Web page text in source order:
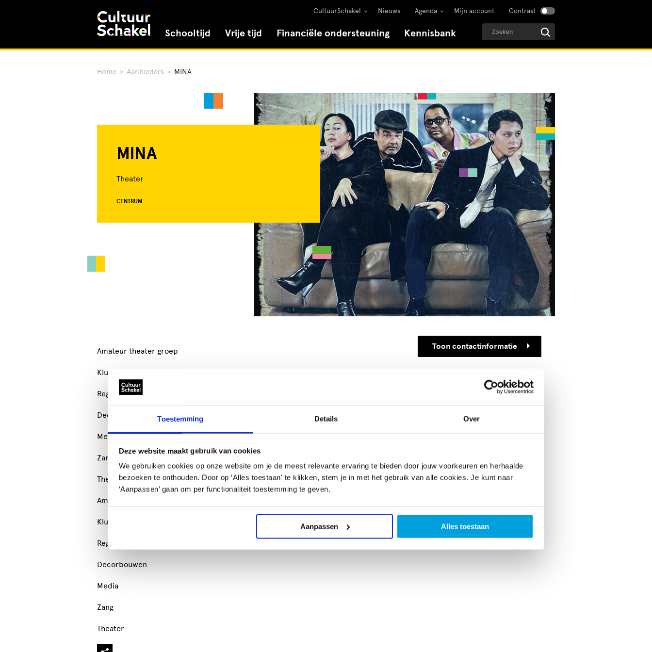
Toestemming Details Over
Deze website maakt gebruik van cookies
We gebruiken cookies op onze website om je de meest relevante ervaring te bieden door jouw voorkeuren en herhaalde
bezoeken te onthouden. Door op ‘Alles toestaan' te klikken, stem je in met het gebruik van alle cookies. Je kunt naar
‘Aanpassen’ gaan om per functionaliteit toestemming te geven.
Aanpassen Alles toestaan
CultuurSchakel Nieuws Agenda Mijn account Contrast
Schooltijd Vrije tijd Financiële ondersteuning Kennisbank
Home > Aanbieders > MINA
MINA
Theater
CENTRUM
Amateur theater groep
Kluchten
Regie
Decorbouwen
Media
Zang
Theater
Amateur theater groep
Kluchten
Regie
Decorbouwen
Media
Zang
Theater
Toon contactinformatie